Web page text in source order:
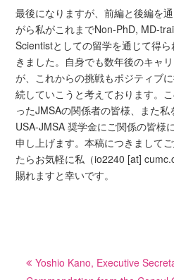
最後になりますが、前編と後編を
がら私がこれまでNon-PhD, MD-
Scientistとしての留学を通じて得
きました。自身でも数年後のキャ
が、これからの挑戦もポジティブ
続していこうと考えております。
ったJMSAの関係者の皆様、また
USA-JMSA 奨学金にご関係の皆様
申し上げます。本稿につきまして
たらお気軽に私（io2240 [at]
賜れますと幸いです。
navigation
Yoshio Kano, Executive